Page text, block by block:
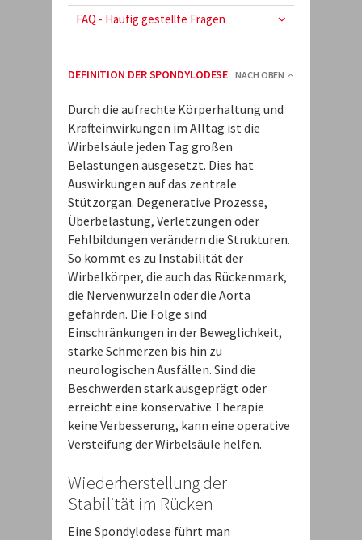
FAQ - Häufig gestellte Fragen
DEFINITION DER SPONDYLODESE NACH OBEN
Durch die aufrechte Körperhaltung und
Krafteinwirkungen im Alltag ist die
Wirbelsäule jeden Tag großen
Belastungen ausgesetzt. Dies hat
Auswirkungen auf das zentrale
Stützorgan. Degenerative Prozesse,
Überbelastung, Verletzungen oder
Fehlbildungen verändern die Strukturen.
So kommt es zu Instabilität der
Wirbelkörper, die auch das Rückenmark,
die Nervenwurzeln oder die Aorta
gefährden. Die Folge sind
Einschränkungen in der Beweglichkeit,
starke Schmerzen bis hin zu
neurologischen Ausfällen. Sind die
Beschwerden stark ausgeprägt oder
erreicht eine konservative Therapie
keine Verbesserung, kann eine operative
Versteifung der Wirbelsäule helfen.
Wiederherstellung der
Stabilität im Rücken
Eine Spondylodese führt man